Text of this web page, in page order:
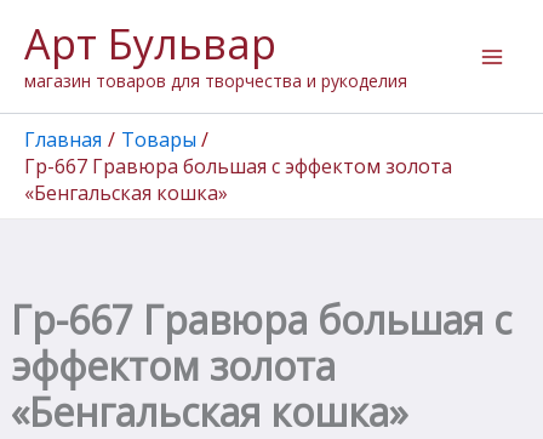
содержимому
Арт Бульвар
магазин товаров для творчества и рукоделия
Главная
Товары
Гр-667 Гравюра большая с эффектом золота
«Бенгальская кошка»
Гр-667 Гравюра большая с
эффектом золота
«Бенгальская кошка»